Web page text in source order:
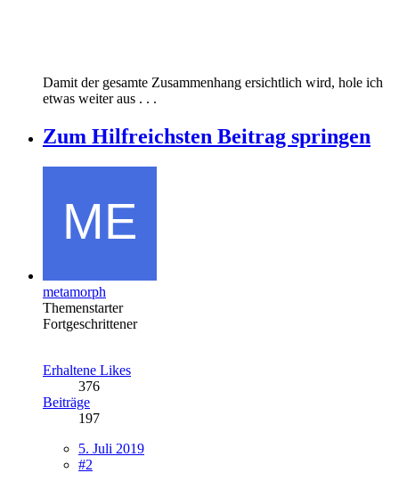
Damit der gesamte Zusammenhang ersichtlich wird, hole ich
etwas weiter aus . . .
Zum Hilfreichsten Beitrag springen
metamorph
Themenstarter
Fortgeschrittener
Erhaltene Likes
376
Beiträge
197
5. Juli 2019
#2